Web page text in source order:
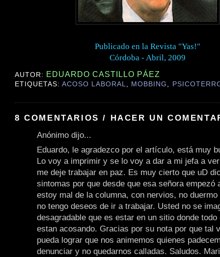
Publicado en la Revista "Yas!"
Córdoba - Abril, 2009
AUTOR: EDUARDO CASTILLO PÁEZ
ETIQUETAS:ACOSO LABORAL, MOBBING ,
8 COMENTARIOS / HACER UN
Anónimo dijo...
Eduardo, le agradezco por el artículo, está muy
Lo voy a imprimir y se lo voy a dar a mi jefa a
me deje trabajar en paz. Es muy cierto que uD
sintomas por que desde que esa señora empezó
estoy mal de la columna, con nervios, no
no tengo deseos de ir a trabajar. Usted no se
desagradable que es estar en un sitio donde todo
estan acosando. Gracias por su nota por que tal
pueda lograr que nos animemos quienes
denunciar y no quedarnos calladas. Saludos.